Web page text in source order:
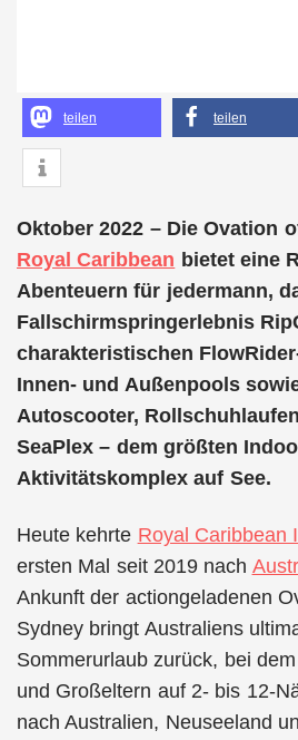
teilen teilen
Oktober 2022 – Die Ovation
Royal Caribbean bietet eine
Abenteuern für jedermann,
Fallschirmspringerlebnis
charakteristischen
Innen- und Außenpools
Autoscooter,
SeaPlex – dem größten
Aktivitätskomplex auf See.
Heute kehrte Royal Caribbean
ersten Mal seit 2019 nach
Ankunft der actiongeladenen
Sydney bringt Australiens
Sommerurlaub zurück, bei
und Großeltern auf 2- bis 12-
nach Australien, Neuseeland